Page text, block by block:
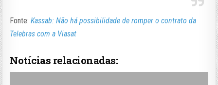
Fonte:Kassab: Não há possibilidade de romper o contrato da
Telebras com a Viasat
Notícias relacionadas: